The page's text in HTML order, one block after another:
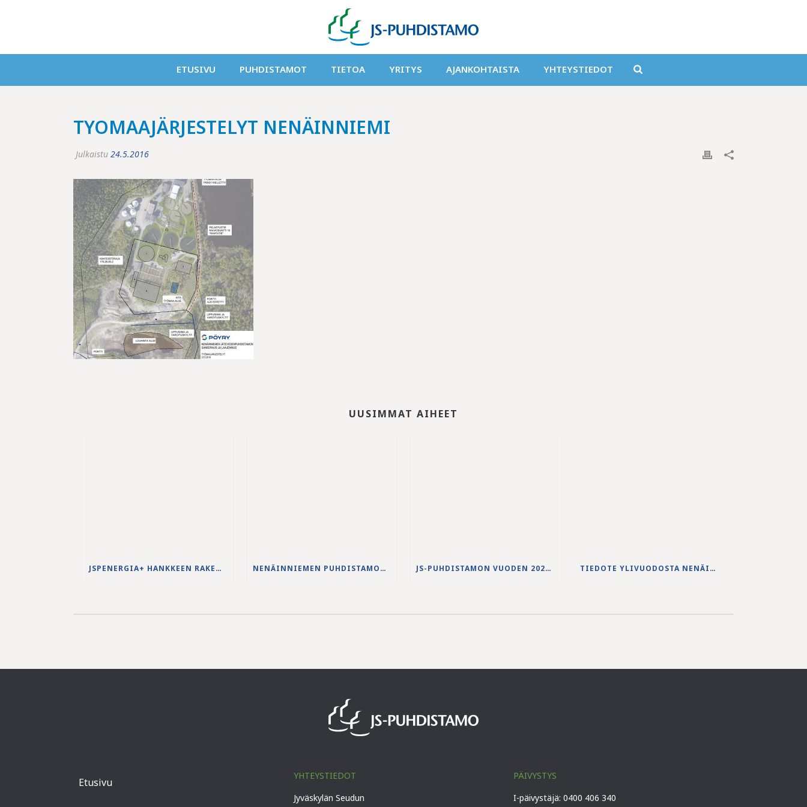
ETUSIVU PUHDISTAMOT TIETOA YRITYS AJANKOHTAISTA YHTEYSTIEDOT
TYOMAAJÄRJESTELYT NENÄINNIEMI
Julkaistu 24.5.2016
UUSIMMAT AIHEET
JSPENERGIA+ HANKKEEN RAKENNUSTYÖT KÄYNNISTYVÄT LOUHINTATÖILLÄ NENÄINNIEMEN PUHDISTAMON YLIVUODON 27.-28.5.2026 VESISTÖVAIKUTUKSET JS-PUHDISTAMON VUODEN 2025 VUOSIKERTOMUS ON JULKAISTU TIEDOTE YLIVUODOSTA NENÄINNIEMEN JÄTEVEDENPUHDISTAMOLLA
Etusivu
YHTEYSTIEDOT
Jyväskylän Seudun
PÄIVYSTYS
I-päivystäjä: 0400 406 340